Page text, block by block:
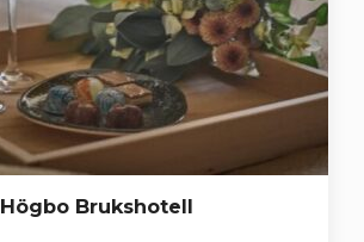
Högbo Brukshotell